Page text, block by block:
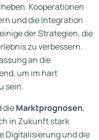
Kooperationen
und die Integration
der Strategien, die
zu verbessern.
an die
um im hart
sein.
dieMarktprognosen,
in Zukunft stark
Digitalisierung und die